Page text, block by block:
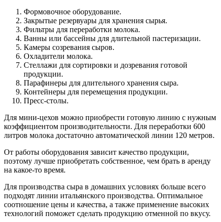
Формовочное оборудование.
Закрытые резервуары для хранения сырья.
Фильтры для переработки молока.
Ванны или бассейны для длительной пастеризации.
Камеры созревания сыров.
Охладители молока.
Стеллажи для сортировки и дозревания готовой
продукции.
Парафинеры для длительного хранения сыра.
Контейнеры для перемещения продукции.
Пресс-столы.
Для мини-цехов можно приобрести готовую линию с нужным
коэффициентом производительности. Для переработки 600
литров молока достаточно автоматической линии 120 метров.
От работы оборудования зависит качество продукции,
поэтому лучше приобретать собственное, чем брать в аренду
на какое-то время.
Для производства сыра в домашних условиях больше всего
подходят линии итальянского производства. Оптимальное
соотношение цены и качества, а также применение высоких
технологий поможет сделать продукцию отменной по вкусу.